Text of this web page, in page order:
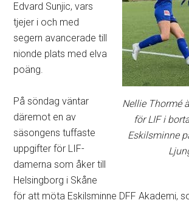
Nellie Thormé
för LIF i
Eskilsminne
Edvard Sunjic, vars
tjejer i och med
segern avancerade till
nionde plats med elva
poäng.
På söndag väntar
däremot en av
säsongens tuffaste
uppgifter för LIF-
damerna som åker till
Helsingborg i Skåne
för att möta Eskilsminne DFF Akademi,